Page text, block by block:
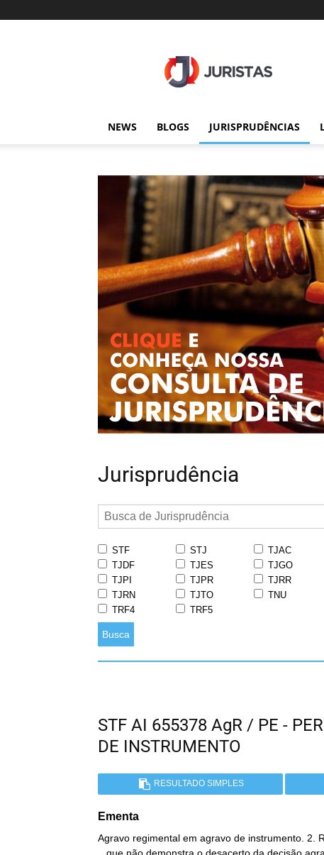
NEWS BLOGS JURISPRUDÊNCIAS
Jurisprudência
STF STJ TJAC
TJDF
TJES TJGO
TJPI
TJPR TJRR
TJRN
TJTO TNU
TRF4
TRF5
Busca
STF AI 655378 AgR / PE -
DE INSTRUMENTO
RESULTADO SIMPLES
Ementa
Agravo regimental em agravo de instrumento. 2.